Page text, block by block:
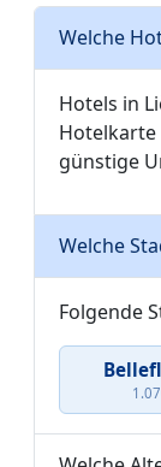
Welche
Hotels in
Hotelkarte
günstige
Welche
Folgende